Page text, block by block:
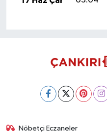
Nöbetçi Eczaneler